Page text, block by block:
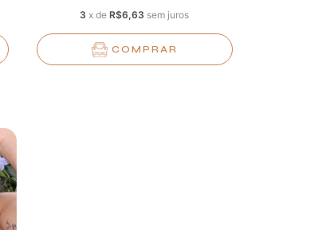
3 xdeR$6,63 sem juros
COMPRAR